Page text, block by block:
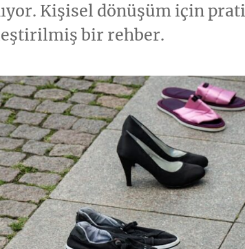
Kişisel dönüşüm için
bir rehber.